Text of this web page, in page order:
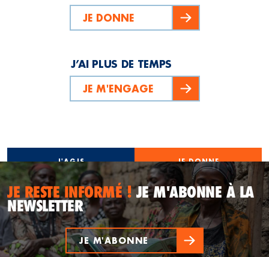
J'AGIS JE DONNE
JE DONNE
J’AI PLUS DE TEMPS
JE M'ENGAGE
JE RESTE INFORMÉ !JE M'ABONNE À LA
NEWSLETTER
JE M'ABONNE